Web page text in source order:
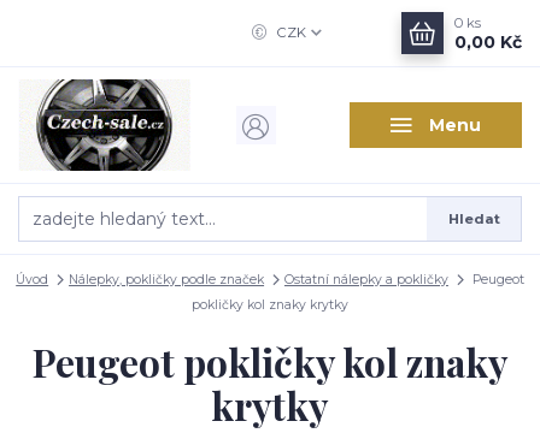
Menu
CZK
Hledat
0 ks
0,00 Kč
Úvod Nálepky, pokličky podle značek Ostatní nálepky a pokličky
Peugeot
pokličky kol znaky krytky
Peugeot pokličky kol znaky
krytky